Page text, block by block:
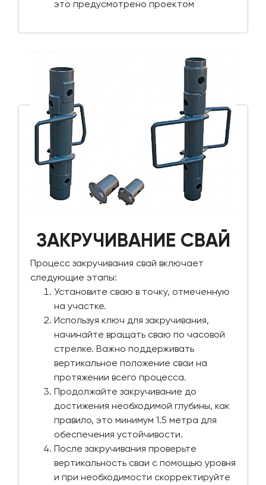
это предусмотрено проектом
ЗАКРУЧИВАНИЕ СВАЙ
Процесс закручивания свай включает
следующие этапы:
Установите сваю в точку, отмеченную
на участке.
Используя ключ для закручивания,
начинайте вращать сваю по часовой
стрелке. Важно поддерживать
вертикальное положение сваи на
протяжении всего процесса.
Продолжайте закручивание до
достижения необходимой глубины, как
правило, это минимум 1.5 метра для
обеспечения устойчивости.
После закручивания проверьте
вертикальность сваи с помощью уровня
и при необходимости скорректируйте